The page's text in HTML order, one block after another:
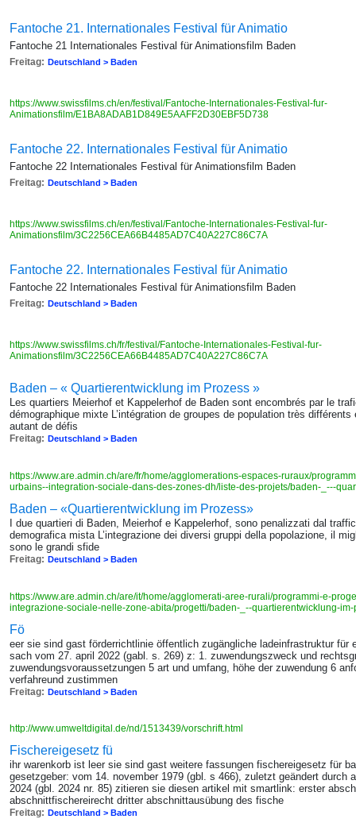
Fantoche 21. Internationales Festival für Animatio
Fantoche 21 Internationales Festival für Animationsfilm Baden
Freitag: Deutschland > Baden
https://www.swissfilms.ch/en/festival/Fantoche-Internationales-Festival-fur-
Animationsfilm/E1BA8ADAB1D849E5AAFF2D30EBF5D738
Fantoche 22. Internationales Festival für Animatio
Fantoche 22 Internationales Festival für Animationsfilm Baden
Freitag: Deutschland > Baden
https://www.swissfilms.ch/en/festival/Fantoche-Internationales-Festival-fur-
Animationsfilm/3C2256CEA66B4485AD7C40A227C86C7A
Fantoche 22. Internationales Festival für Animatio
Fantoche 22 Internationales Festival für Animationsfilm Baden
Freitag: Deutschland > Baden
https://www.swissfilms.ch/fr/festival/Fantoche-Internationales-Festival-fur-
Animationsfilm/3C2256CEA66B4485AD7C40A227C86C7A
Baden – « Quartierentwicklung im Prozess »
Les quartiers Meierhof et Kappelerhof de Baden sont encombrés par le
démographique mixte L’intégration de groupes de population très
autant de défis
Freitag: Deutschland > Baden
https://www.are.admin.ch/are/fr/home/agglomerations-espaces-ruraux/
urbains--integration-sociale-dans-des-zones-dh/liste-des-projets/baden-_---
Baden – «Quartierentwicklung im Prozess»
I due quartieri di Baden, Meierhof e Kappelerhof, sono penalizzati dal
demografica mista L’integrazione dei diversi gruppi della popolazione, il
sono le grandi sfide
Freitag: Deutschland > Baden
https://www.are.admin.ch/are/it/home/agglomerati-aree-rurali/programmi-e-
integrazione-sociale-nelle-zone-abita/progetti/baden-_--quartierentwicklung-
Fö
eer sie sind gast förderrichtlinie öffentlich zugängliche ladeinfrastruktur für
sach vom 27. april 2022 (gabl. s. 269) z: 1. zuwendungszweck und
zuwendungsvoraussetzungen 5 art und umfang, höhe der zuwendung 6
verfahreund zustimmen
Freitag: Deutschland > Baden
http://www.umweltdigital.de/nd/1513439/vorschrift.html
Fischereigesetz fü
ihr warenkorb ist leer sie sind gast weitere fassungen fischereigesetz für
gesetzgeber: vom 14. november 1979 (gbl. s 466), zuletzt geändert durch
2024 (gbl. 2024 nr. 85) zitieren sie diesen artikel mit smartlink: erster
abschnittfischereirecht dritter abschnittausübung des fische
Freitag: Deutschland > Baden